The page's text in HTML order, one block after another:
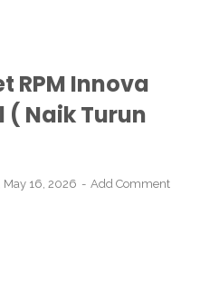
RPM Innova
( Naik Turun
May 16, 2026 Add Comment